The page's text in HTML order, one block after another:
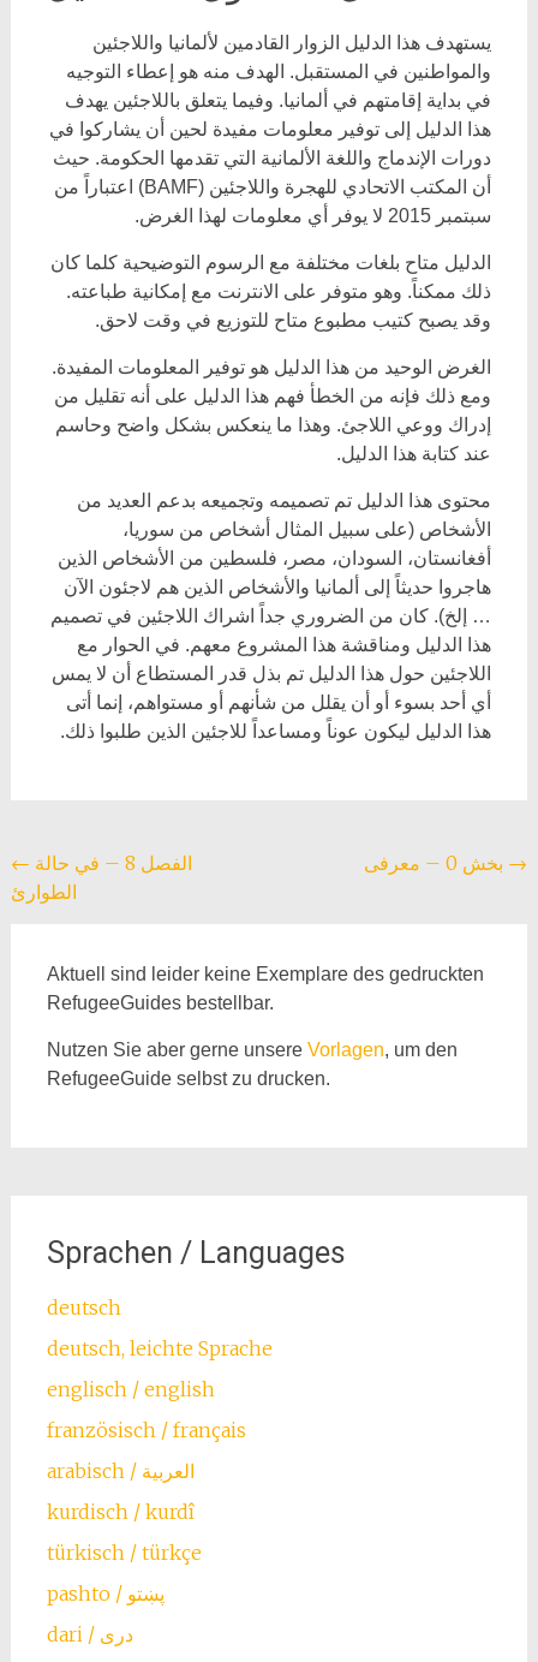
يستهدف هذا الدليل الزوار القادمين لألمانيا واللاجئين
والمواطنين في المستقبل. الهدف منه هو إعطاء التوجيه
في بداية إقامتهم في ألمانيا. وفيما يتعلق باللاجئين يهدف
هذا الدليل إلى توفير معلومات مفيدة لحين أن يشاركوا في
دورات الإندماج واللغة الألمانية التي تقدمها الحكومة. حيث
أن المكتب الاتحادي للهجرة واللاجئين (BAMF) اعتباراً من
سبتمبر 2015 لا يوفر أي معلومات لهذا الغرض.
الدليل متاح بلغات مختلفة مع الرسوم التوضيحية كلما كان
ذلك ممكناً. وهو متوفر على الانترنت مع إمكانية طباعته.
وقد يصبح كتيب مطبوع متاح للتوزيع في وقت لاحق.
الغرض الوحيد من هذا الدليل هو توفير المعلومات المفيدة.
ومع ذلك فإنه من الخطأ فهم هذا الدليل على أنه تقليل من
إدراك ووعي اللاجئ. وهذا ما ينعكس بشكل واضح وحاسم
عند كتابة هذا الدليل.
محتوى هذا الدليل تم تصميمه وتجميعه بدعم العديد من
الأشخاص (على سبيل المثال أشخاص من سوريا،
أفغانستان، السودان، مصر، فلسطين من الأشخاص الذين
هاجروا حديثاً إلى ألمانيا والأشخاص الذين هم لاجئون الآن
… إلخ). كان من الضروري جداً اشراك اللاجئين في تصميم
هذا الدليل ومناقشة هذا المشروع معهم. في الحوار مع
اللاجئين حول هذا الدليل تم بذل قدر المستطاع أن لا يمس
أي أحد بسوء أو أن يقلل من شأنهم أو مستواهم، إنما أتى
هذا الدليل ليكون عوناً ومساعداً للاجئين الذين طلبوا ذلك.
Beitragsnavigation
←
الطوارئ
→
Aktuell sind leider keine Exemplare des gedruckten
RefugeeGuides bestellbar.
Nutzen Sie aber gerne unsere Vorlagen, um den
RefugeeGuide selbst zu drucken.
Sprachen / Languages
deutsch
deutsch, leichte Sprache
englisch / english
französisch / français
arabisch / العربية
kurdisch / kurdî
türkisch / türkçe
dari / ‏درى‎